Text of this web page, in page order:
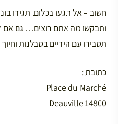
חשוב – אל תגעו בכלום. תגידו
ותבקשו מה אתם רוצים… גם
תסבירו עם הידיים בסבלנות
כתובת :
Place du Marché
14800 Deauville